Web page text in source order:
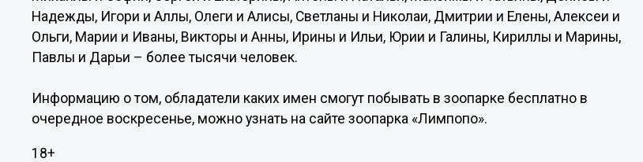
Надежды, Игори и Аллы, Олеги и Алисы, Светланы и Николаи, Дмитрии и Елены, Алексеи и
Ольги, Марии и Иваны, Викторы и Анны, Ирины и Ильи, Юрии и Галины, Кириллы и Марины,
Павлы и Дарьи – более тысячи человек.
Информацию о том, обладатели каких имен смогут побывать в зоопарке бесплатно в
очередное воскресенье, можно узнать на сайте зоопарка «Лимпопо».
18+